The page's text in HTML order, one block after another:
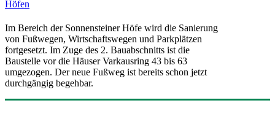
Im Bereich der Sonnensteiner Höfe wird die Sanierung
von Fußwegen, Wirtschaftswegen und Parkplätzen
fortgesetzt. Im Zuge des 2. Bauabschnitts ist die
Baustelle vor die Häuser Varkausring 43 bis 63
umgezogen. Der neue Fußweg ist bereits schon jetzt
durchgängig begehbar.